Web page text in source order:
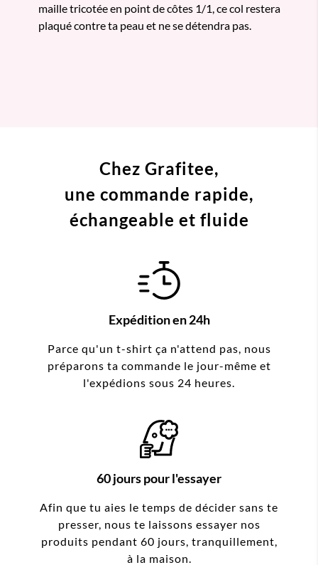
maille tricotée en point de côtes 1/1, ce col restera
plaqué contre ta peau et ne se détendra pas.
Chez Grafitee,
une commande rapide,
échangeable et fluide
Expédition en 24h
Parce qu'un t-shirt ça n'attend pas, nous
préparons ta commande le jour-même et
l'expédions sous 24 heures.
60 jours pour l'essayer
Afin que tu aies le temps de décider sans te
presser, nous te laissons essayer nos
produits pendant 60 jours, tranquillement,
à la maison.